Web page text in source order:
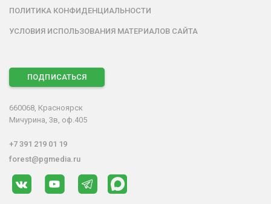
ПОЛИТИКА КОНФИДЕНЦИАЛЬНОСТИ
УСЛОВИЯ ИСПОЛЬЗОВАНИЯ МАТЕРИАЛОВ САЙТА
ПОДПИСАТЬСЯ
660068, Красноярск
Мичурина, 3в, оф.405
+7 391 219 01 19
forest@pgmedia.ru